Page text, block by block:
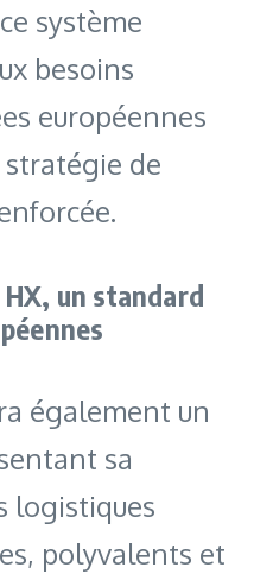
système
besoins
européennes
de
un standard
également un
sa
logistiques
polyvalents et